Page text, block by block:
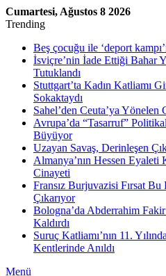
Cumartesi, Ağustos 8 2026
Trending
Beş çocuğu ile ‘deport
İsviçre’nin İade Ettiği Bahar
Tutuklandı
Stuttgart’ta Kadın Katliamı
Sokaktaydı
Sahel’den Ceuta’ya Yönelen
Avrupa’da “Tasarruf”
Büyüyor
Uzayan Savaş, Derinleşen
Almanya’nın Hessen Eyaleti
Cinayeti
Fransız Burjuvazisi Fırsat Bu
Çıkarıyor
Bologna’da Abderrahim
Kaldırdı
Suruç Katliamı’nın 11.
Kentlerinde Anıldı
Menü